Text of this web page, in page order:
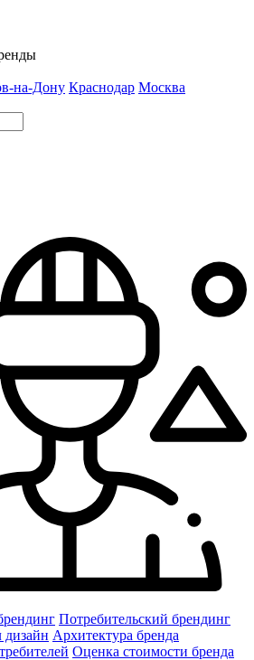
на-Дону Краснодар Москва
Потребительский брендинг
дизайн Архитектура бренда
Оценка стоимости бренда